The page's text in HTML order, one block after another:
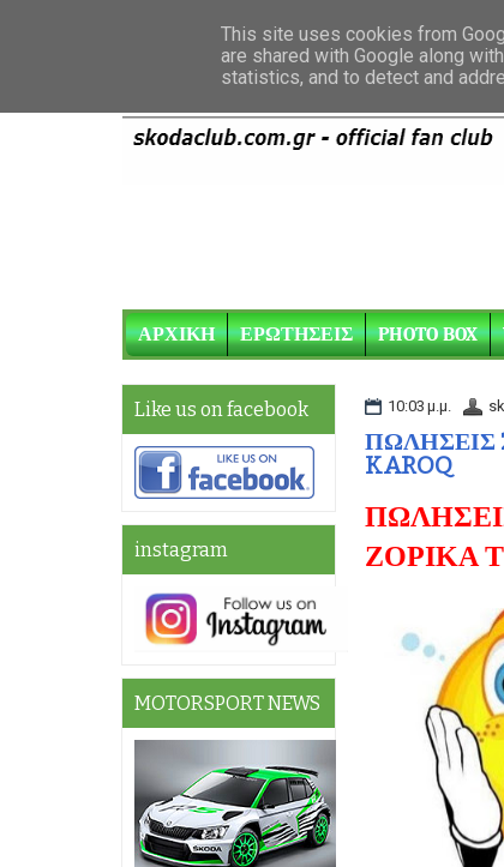
ΑΡΧΙΚΗ ΕΡΩΤΗΣΕΙΣ PHOTO BOX
10:03 μ.μ.
ΠΩΛΗΣΕΙΣ
KAROQ
ΖΟΡΙΚΑ
Like us on facebook
instagram
MOTORSPORT NEWS
This site uses cookies from
are shared with Google along
statistics, and to detect and